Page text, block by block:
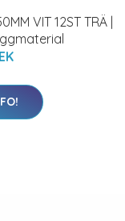
VIT 12ST TRÄ |